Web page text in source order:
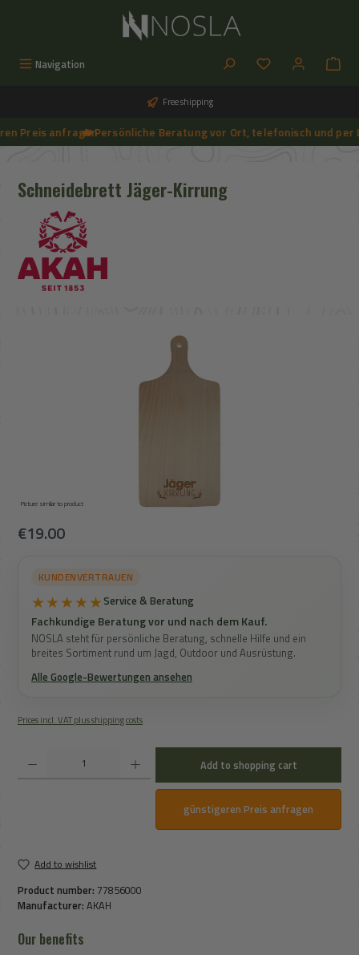
Navigation You have 0
Free shipping
Preis anfragen
➔
🔥 Persönliche Beratung vor Ort, telefonisch und per
Schneidebrett Jäger-Kirrung
Picture similar to product
Regular price:
€19.00
KUNDENVERTRAUEN
★★★★★Service & Beratung
Fachkundige Beratung vor und nach dem Kauf.
NOSLA steht für persönliche Beratung, schnelle Hilfe und ein
breites Sortiment rund um Jagd, Outdoor und Ausrüstung.
Alle Google-Bewertungen ansehen
Prices incl. VAT plus shipping costs
Add to shopping cart
günstigeren Preis anfragen
Add to wishlist
Product number: 77856000
Manufacturer: AKAH
Our benefits